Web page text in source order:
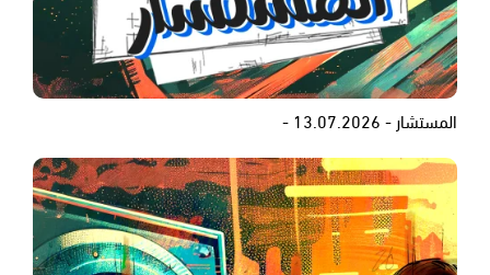
المستشار - 13.07.2026 -